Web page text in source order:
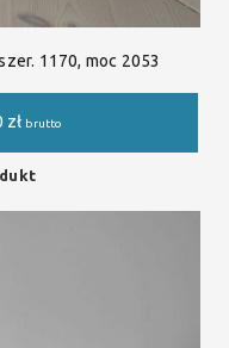
1170, moc 2053
zł brutto